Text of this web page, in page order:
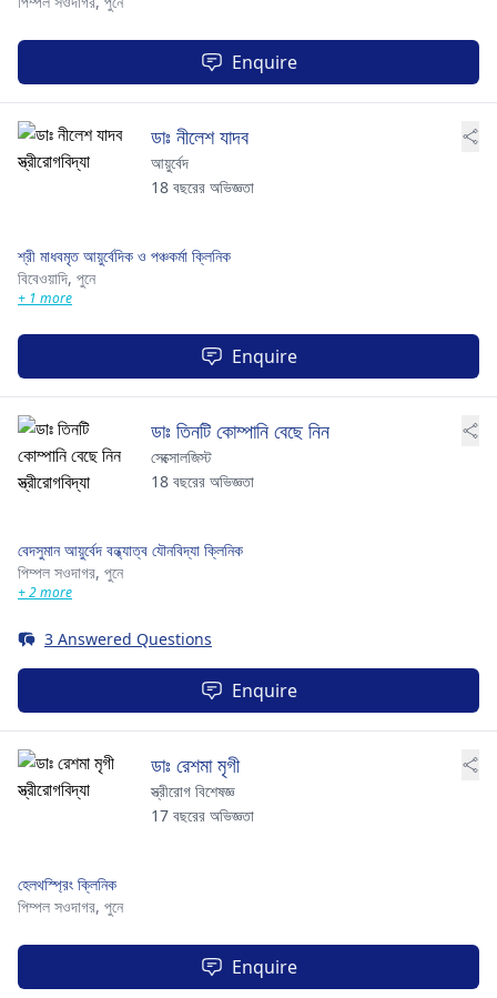
Enquire
ডাঃ নীলেশ যাদব
আয়ুর্বেদ
18 বছরের অভিজ্ঞতা
শ্রী মাধবমৃত আয়ুর্বেদিক ও পঞ্চকর্মা ক্লিনিক
বিবেওয়াদি, পুনে
+ 1 more
Enquire
ডাঃ তিনটি কোম্পানি বেছে নিন
সেক্সোলজিস্ট
18 বছরের অভিজ্ঞতা
বেদসুমান আয়ুর্বেদ বন্ধ্যাত্ব যৌনবিদ্যা ক্লিনিক
পিম্পল সওদাগর, পুনে
+ 2 more
3 Answered Questions
Enquire
ডাঃ রেশমা মৃগী
স্ত্রীরোগ বিশেষজ্ঞ
17 বছরের অভিজ্ঞতা
হেলথস্প্রিং ক্লিনিক
পিম্পল সওদাগর, পুনে
Enquire